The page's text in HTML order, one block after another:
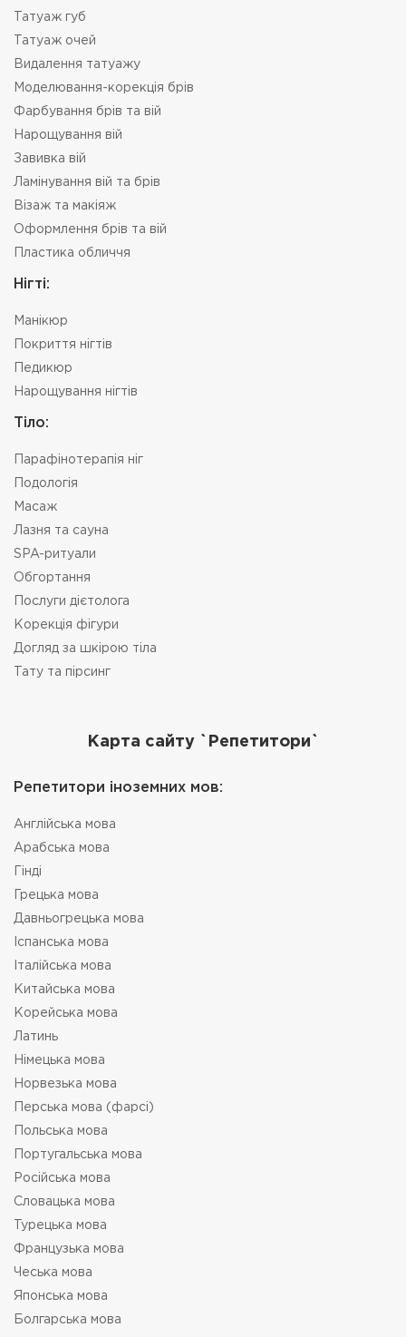
Татуаж губ
Татуаж очей
Видалення татуажу
Моделювання-корекція брів
Фарбування брів та вій
Нарощування вій
Завивка вій
Ламінування вій та брів
Візаж та макіяж
Оформлення брів та вій
Пластика обличчя
Нігті:
Манікюр
Покриття нігтів
Педикюр
Нарощування нігтів
Тіло:
Парафінотерапія ніг
Подологія
Масаж
Лазня та сауна
SPA-ритуали
Обгортання
Послуги дієтолога
Корекція фігури
Догляд за шкірою тіла
Тату та пірсинг
Карта сайту `Репетитори`
Репетитори іноземних мов:
Англійська мова
Арабська мова
Гінді
Грецька мова
Давньогрецька мова
Іспанська мова
Італійська мова
Китайська мова
Корейська мова
Латинь
Німецька мова
Норвезька мова
Перська мова (фарсі)
Польська мова
Португальська мова
Російська мова
Словацька мова
Турецька мова
Французька мова
Чеська мова
Японська мова
Болгарська мова